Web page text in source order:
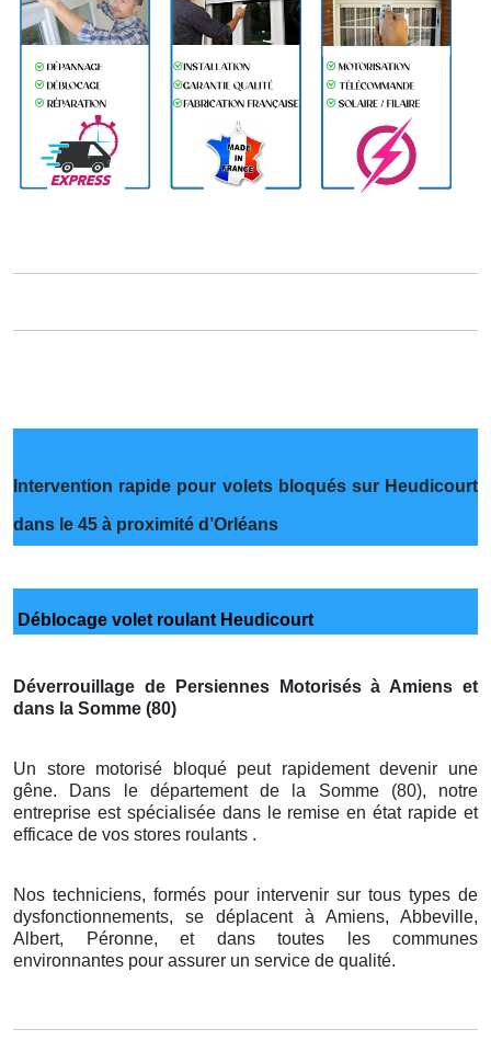
Intervention rapide pour volets bloqués sur Heudicourt
dans le 45 à proximité d’Orléans
Déblocage volet roulant Heudicourt
Déverrouillage de Persiennes Motorisés à Amiens et
dans la Somme (80)
Un store motorisé bloqué peut rapidement devenir une
gêne. Dans le département de la Somme (80), notre
entreprise est spécialisée dans le remise en état rapide et
efficace de vos stores roulants .
Nos techniciens, formés pour intervenir sur tous types de
dysfonctionnements, se déplacent à Amiens, Abbeville,
Albert, Péronne, et dans toutes les communes
environnantes pour assurer un service de qualité.